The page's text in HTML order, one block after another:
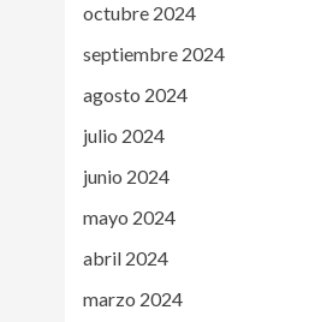
octubre 2024
septiembre 2024
agosto 2024
julio 2024
junio 2024
mayo 2024
abril 2024
marzo 2024